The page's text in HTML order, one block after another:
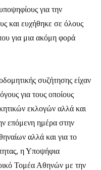
για την
και ευχήθηκε σε όλους
για μια ακόμη φορά
συζήτησης είχαν
για τους οποίους
εκλογών αλλά και
επόμενη ημέρα στην
αλλά και για το
η Υποψήφια
Τομέα Αθηνών με την